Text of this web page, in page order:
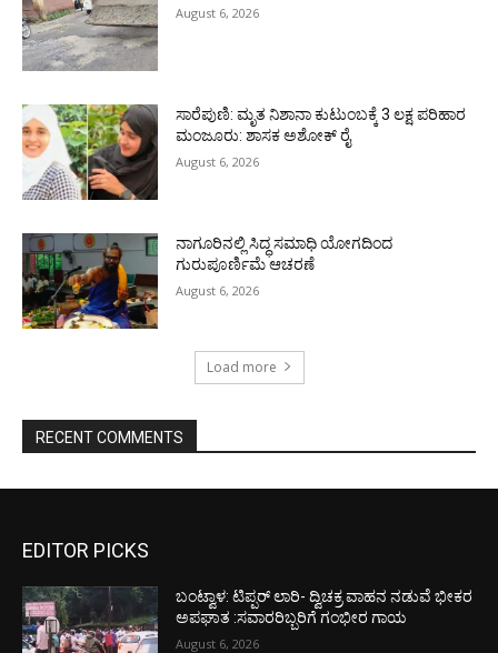
August 6, 2026
ಸಾರೆಪುಣಿ: ಮೃತ ನಿಶಾನಾ ಕುಟುಂಬಕ್ಕೆ 3 ಲಕ್ಷ ಪರಿಹಾರ
ಮಂಜೂರು: ಶಾಸಕ ಅಶೋಕ್ ರೈ
August 6, 2026
ನಾಗೂರಿನಲ್ಲಿ ಸಿದ್ಧ ಸಮಾಧಿ ಯೋಗದಿಂದ
ಗುರುಪೂರ್ಣಿಮೆ ಆಚರಣೆ
August 6, 2026
Load more
RECENT COMMENTS
EDITOR PICKS
ಬಂಟ್ವಾಳ: ಟಿಪ್ಪರ್ ಲಾರಿ- ದ್ವಿಚಕ್ರ ವಾಹನ ನಡುವೆ ಭೀಕರ
ಅಪಘಾತ :ಸವಾರರಿಬ್ಬರಿಗೆ ಗಂಭೀರ ಗಾಯ
August 6, 2026